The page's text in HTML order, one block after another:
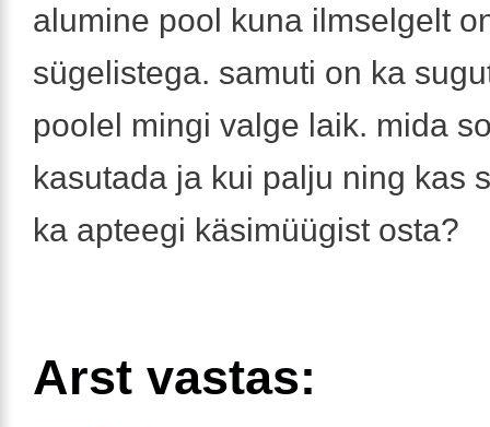
alumine pool kuna ilmselgelt
sügelistega. samuti on ka
poolel mingi valge laik. mida
kasutada ja kui palju ning kas
ka apteegi käsimüügist osta?
Arst vastas: